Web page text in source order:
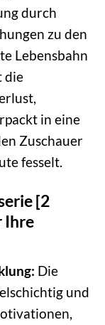
durch
zu den
Lebensbahn
die
in eine
Zuschauer
fesselt.
[2
Ihre
Die
und